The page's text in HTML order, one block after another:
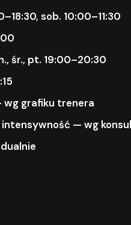
sob. 10:00–11:30
śr., pt. 19:00–20:30
wg grafiku trenera
intensywność — wg